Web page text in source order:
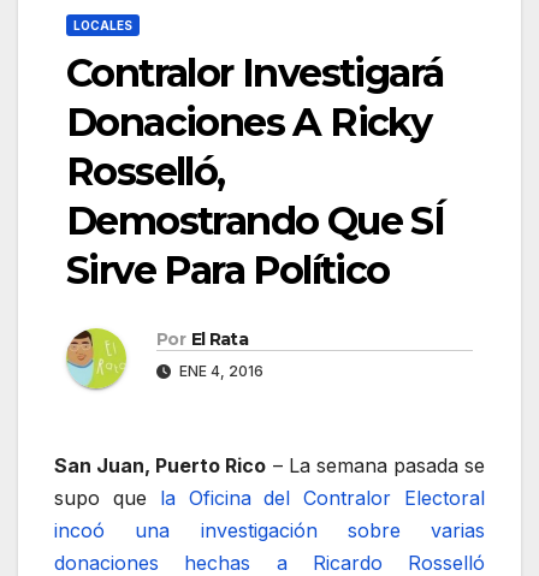
LOCALES
Contralor Investigará
Donaciones A Ricky
Rosselló,
Demostrando Que SÍ
Sirve Para Político
Por El Rata
ENE 4, 2016
San Juan, Puerto Rico – La semana pasada se
supo que la Oficina del Contralor Electoral
incoó una investigación sobre varias
donaciones hechas a Ricardo Rosselló